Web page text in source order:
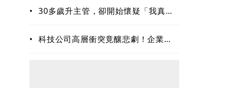
• 30多歲升主管，卻開始懷疑「我真的
• 科技公司高層衝突竟釀悲劇！企業內